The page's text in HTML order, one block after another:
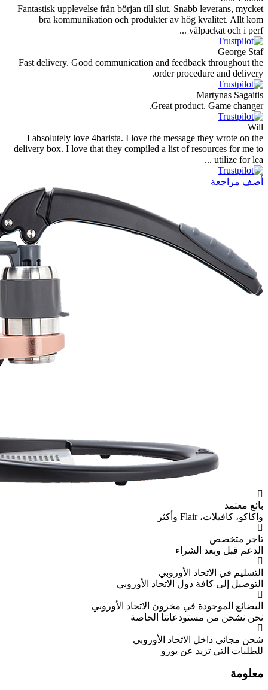
Fantastisk upplevelse från början till
bra kommunikation och
Fast delivery. Good communication
I absolutely love 4barista. I love the
delivery box. I love that they compiled a
الأوروبي
الاتحاد الأوروبي
الخاصة
الأوروبي